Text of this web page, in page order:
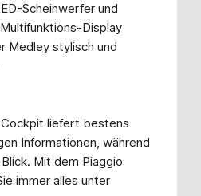
Scheinwerfer und
Display
Medley stylisch und
Cockpit liefert bestens
Informationen, während
Mit dem Piaggio
immer alles unter